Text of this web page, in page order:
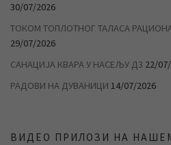
30/07/2026
ТОКОМ ТОПЛОТНОГ ТАЛАСА
29/07/2026
САНАЦИЈА КВАРА У НАСЕЉУ Д3 22/
РАДОВИ НА ДУВАНИЦИ 14/07/2026
ВИДЕО ПРИЛОЗИ НА